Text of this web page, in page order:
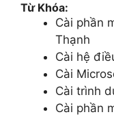
Từ Khóa:
Cài phần
Thạnh
Cài hệ
Cài
Cài trình
Cài phần